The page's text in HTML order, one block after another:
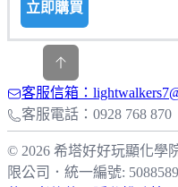
立即購買
客服信箱：
客服電話：0928 768 870
© 2026 希塔好好玩顯化學
限公司
． 統一編號: